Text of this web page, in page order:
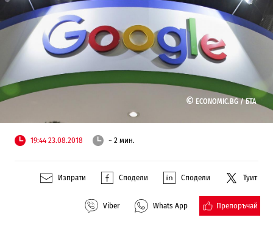
© ECONOMIC.BG /БТА
19:44 23.08.2018 ~ 2 мин.
Изпрати Сподели Сподели Туит
Viber Whats App Препоръчай